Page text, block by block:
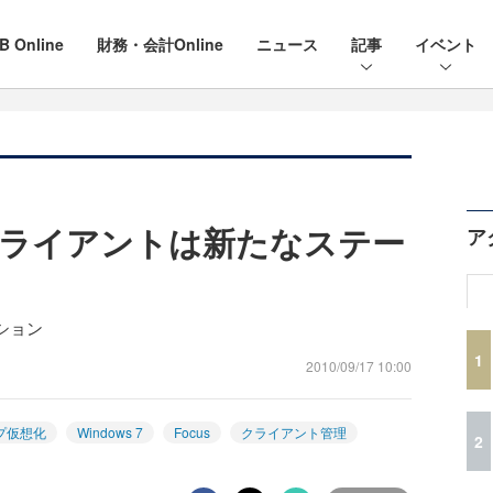
Online 財務・会計Online ニュース 記事 イベント
イアントは新たなステー
ョン
2010/09/17 10:00
仮想化 Windows 7 Focus クライアント管理
ア
1
2